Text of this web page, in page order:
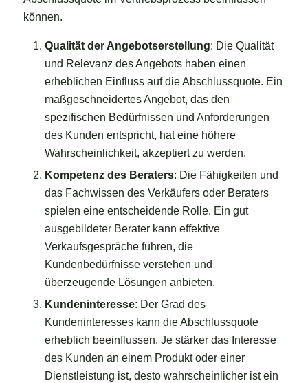
können.
Qualität der Angebotserstellung: Die Qualität
und Relevanz des Angebots haben einen
erheblichen Einfluss auf die Abschlussquote. Ein
maßgeschneidertes Angebot, das den
spezifischen Bedürfnissen und Anforderungen
des Kunden entspricht, hat eine höhere
Wahrscheinlichkeit, akzeptiert zu werden.
Kompetenz des Beraters: Die Fähigkeiten und
das Fachwissen des Verkäufers oder Beraters
spielen eine entscheidende Rolle. Ein gut
ausgebildeter Berater kann effektive
Verkaufsgespräche führen, die
Kundenbedürfnisse verstehen und
überzeugende Lösungen anbieten.
Kundeninteresse: Der Grad des
Kundeninteresses kann die Abschlussquote
erheblich beeinflussen. Je stärker das Interesse
des Kunden an einem Produkt oder einer
Dienstleistung ist, desto wahrscheinlicher ist ein